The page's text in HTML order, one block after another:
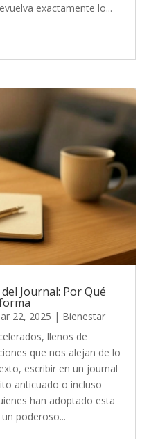
exactamente lo...
Journal: Por Qué
22, 2025 | Bienestar
llenos de
que nos alejan de lo
escribir en un journal
anticuado o incluso
han adoptado esta
poderoso...